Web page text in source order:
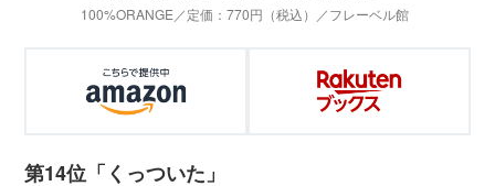
100%ORANGE／定価：770円（税込）／フレーベル館
第14位「くっついた」